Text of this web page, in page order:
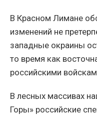
В Красном Лимане
изменений не
западные окраины
то время как
российскими
В лесных массивах
Горы» российские